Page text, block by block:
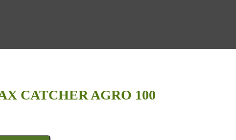
CATCHER AGRO 100